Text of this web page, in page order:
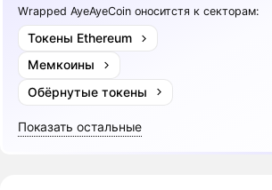
Wrapped AyeAyeCoin оноситстя к секторам:
Токены Ethereum
Мемкоины
Обёрнутые токены
Показать остальные